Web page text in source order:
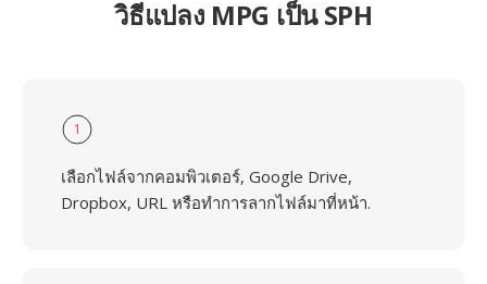
วิธีแปลง MPG เป็น SPH
1
เลือกไฟล์จากคอมพิวเตอร์, Google Drive,
Dropbox, URL หรือทำการลากไฟล์มาที่หน้า.